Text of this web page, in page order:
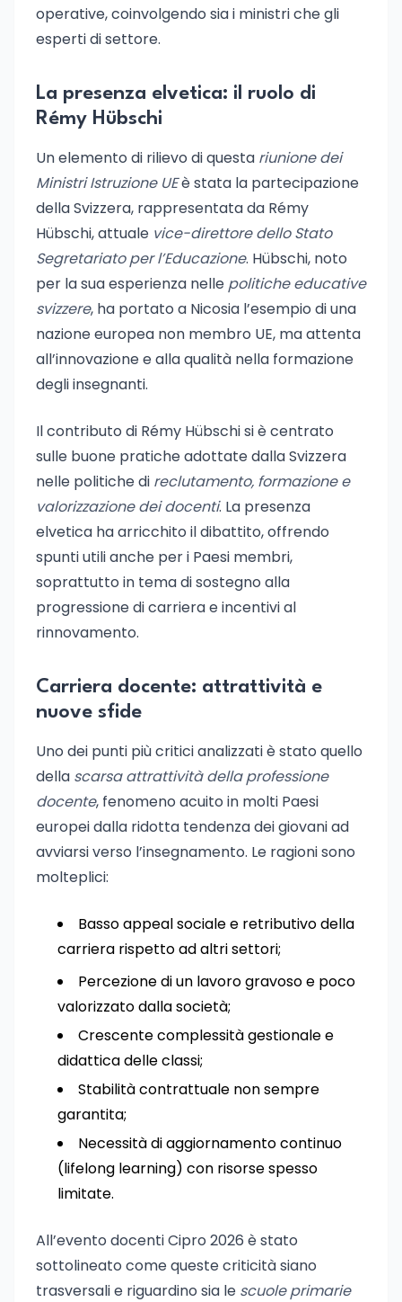
operative, coinvolgendo sia i ministri che gli
esperti di settore.
La presenza elvetica: il ruolo di
Rémy Hübschi
Un elemento di rilievo di questa riunione dei
Ministri Istruzione UEè stata la partecipazione
della Svizzera, rappresentata da Rémy
Hübschi, attuale vice-direttore dello Stato
Segretariato per l’Educazione. Hübschi, noto
per la sua esperienza nelle politiche educative
svizzere, ha portato a Nicosia l’esempio di una
nazione europea non membro UE, ma attenta
all’innovazione e alla qualità nella formazione
degli insegnanti.
Il contributo di Rémy Hübschi si è centrato
sulle buone pratiche adottate dalla Svizzera
nelle politiche di reclutamento, formazione e
valorizzazione dei docenti. La presenza
elvetica ha arricchito il dibattito, offrendo
spunti utili anche per i Paesi membri,
soprattutto in tema di sostegno alla
progressione di carriera e incentivi al
rinnovamento.
Carriera docente: attrattività e
nuove sfide
Uno dei punti più critici analizzati è stato quello
della scarsa attrattività della professione
docente, fenomeno acuito in molti Paesi
europei dalla ridotta tendenza dei giovani ad
avviarsi verso l’insegnamento. Le ragioni sono
molteplici:
Basso appeal sociale e retributivo della
carriera rispetto ad altri settori;
Percezione di un lavoro gravoso e poco
valorizzato dalla società;
Crescente complessità gestionale e
didattica delle classi;
Stabilità contrattuale non sempre
garantita;
Necessità di aggiornamento continuo
(lifelong learning) con risorse spesso
limitate.
All’evento docenti Cipro 2026 è stato
sottolineato come queste criticità siano
trasversali e riguardino sia le scuole primarie